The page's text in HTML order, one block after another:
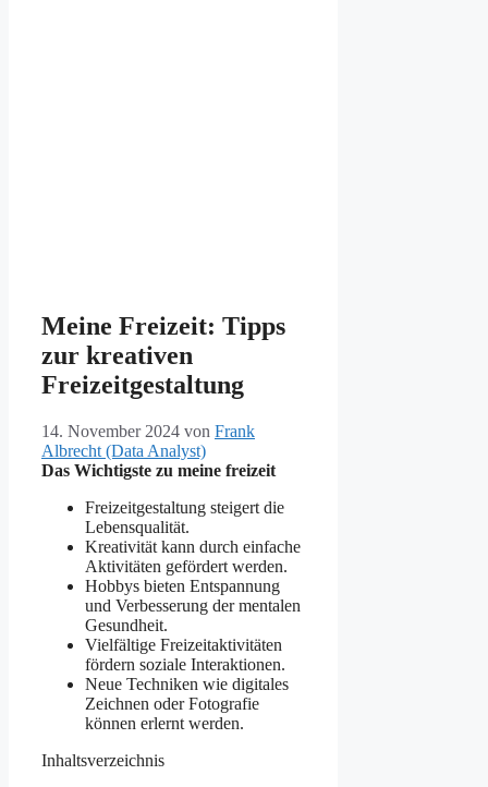
Meine Freizeit: Tipps
zur kreativen
Freizeitgestaltung
14. November 2024 von Frank
Albrecht (Data Analyst)
Das Wichtigste zu meine freizeit
Freizeitgestaltung steigert die
Lebensqualität.
Kreativität kann durch einfache
Aktivitäten gefördert werden.
Hobbys bieten Entspannung
und Verbesserung der mentalen
Gesundheit.
Vielfältige Freizeitaktivitäten
fördern soziale Interaktionen.
Neue Techniken wie digitales
Zeichnen oder Fotografie
können erlernt werden.
Inhaltsverzeichnis